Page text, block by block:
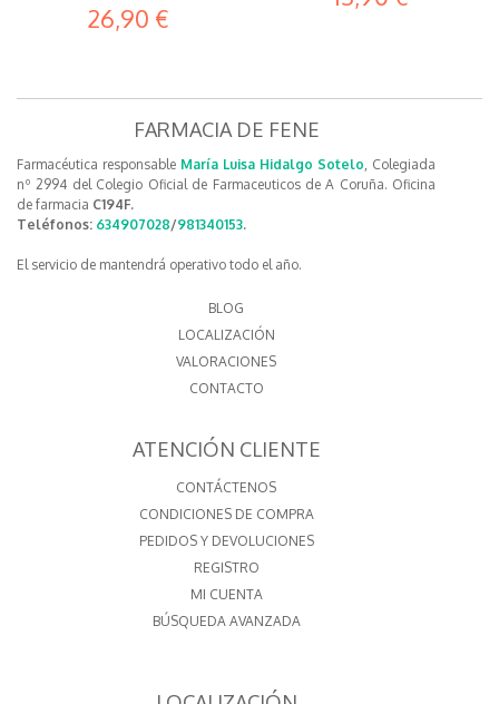
26,90 €
FARMACIA DE FENE
Farmacéutica responsable María Luisa Hidalgo Sotelo , Colegiada
nº 2994 del Colegio Oficial de Farmaceuticos de A Coruña. Oficina
de farmacia C194F.
Teléfonos: 634907028/981340153.
El servicio de mantendrá operativo todo el año.
BLOG
LOCALIZACIÓN
VALORACIONES
CONTACTO
ATENCIÓN CLIENTE
CONTÁCTENOS
CONDICIONES DE COMPRA
PEDIDOS Y DEVOLUCIONES
REGISTRO
MI CUENTA
BÚSQUEDA AVANZADA